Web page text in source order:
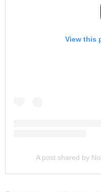
View this
A post shared by